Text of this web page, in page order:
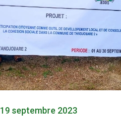
19 septembre 2023